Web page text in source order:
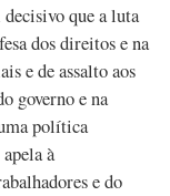
que a luta
dos direitos e na
e de assalto aos
governo e na
política
à
e do